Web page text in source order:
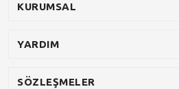
KURUMSAL
YARDIM
SÖZLEŞMELER